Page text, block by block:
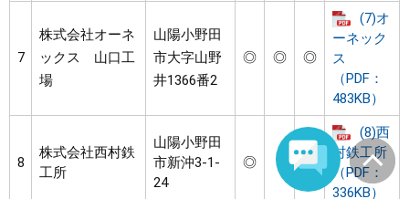
7
株式会社オーネ
ックス 山口工
場
山陽小野田
市大字山野
井1366番2
◎ ◎ ◎
(7)オ
ーネック
ス
（PDF：
483KB）
8
株式会社西村鉄
工所
山陽小野田
市新沖3-1-
24
◎
(8)西
村鉄工所
（PDF：
336KB）